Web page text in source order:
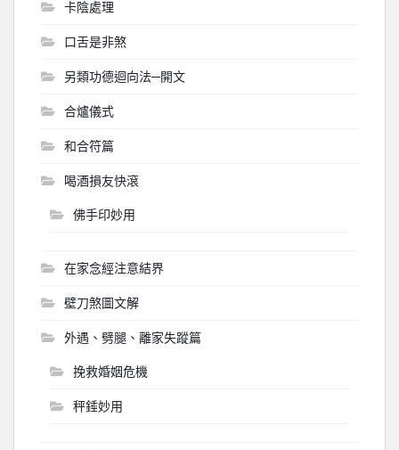
卡陰處理
口舌是非煞
另類功德迴向法─開文
合爐儀式
和合符篇
喝酒損友快滾
佛手印妙用
在家念經注意結界
壁刀煞圖文解
外遇、劈腿、離家失蹤篇
挽救婚姻危機
秤錘妙用